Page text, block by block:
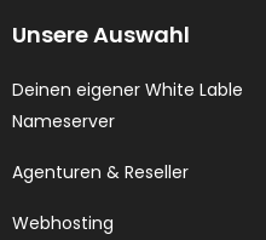
Unsere Auswahl
Deinen eigener White Lable
Nameserver
Agenturen & Reseller
Webhosting